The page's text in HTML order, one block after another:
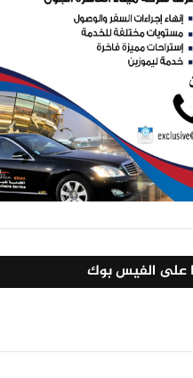
على الفيس بوك